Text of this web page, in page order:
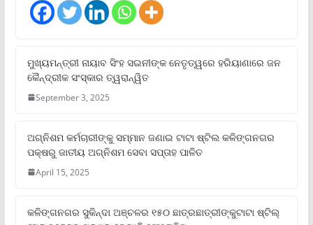
ମୁଖ୍ୟମନ୍ତ୍ରୀ ନାୟାବ ସିଂହ ସଇନୀଙ୍କ ନେତୃତ୍ୱରେ ହରିୟାଣାରେ ଜନ
କୈନ୍ଦ୍ରୀକ ସଂସ୍କାର ତ୍ୱରାନ୍ୱିତ
September 3, 2025
ଅଗ୍ନିଶମ କର୍ମଚାରୀଙ୍କୁ ସମ୍ମାନ ଜଣାଇ ଟାଟା ଷ୍ଟିଲ କଳିଙ୍ଗନଗର
ପକ୍ଷରୁ ଜାତୀୟ ଅଗ୍ନିଶମ ସେବା ସପ୍ତାହ ପାଳିତ
April 15, 2025
କଳିଙ୍ଗନଗର ସୁକିନ୍ଦା ଅଞ୍ଚଳର ୧୫୦ ଛାତ୍ରଛାତ୍ରୀଙ୍କୁଟାଟା ଷ୍ଟିଲ୍